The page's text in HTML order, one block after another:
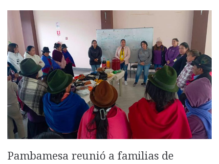
Pambamesa reunió a familias de